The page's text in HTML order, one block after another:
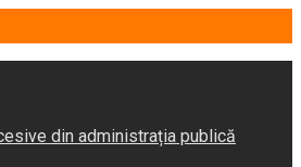
din administrația publică